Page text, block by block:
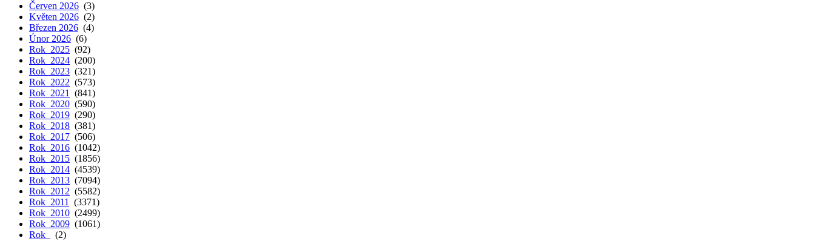
Červen 2026 (3)
Květen 2026 (2)
Březen 2026 (4)
Únor 2026 (6)
Rok 2025 (92)
Rok 2024 (200)
Rok 2023 (321)
Rok 2022 (573)
Rok 2021
(841)
Rok 2020 (590)
Rok 2019 (290)
Rok 2018 (381)
Rok 2017 (506)
Rok 2016 (1042)
Rok 2015 (1856)
Rok 2014 (4539)
Rok 2013 (7094)
Rok 2012 (5582)
Rok 2011
(3371)
Rok 2010 (2499)
Rok 2009 (1061)
Rok
(2)